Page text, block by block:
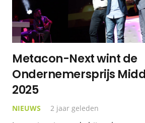
Metacon-Next wint de
Ondernemersprijs
2025
NIEUWS 2 jaar geleden